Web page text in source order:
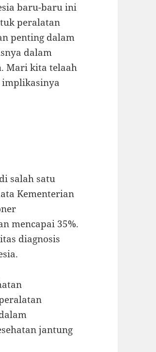
baru-baru ini
peralatan
penting dalam
dalam
Mari kita telaah
implikasinya
salah satu
Kementerian
mencapai 35%.
diagnosis
jantung